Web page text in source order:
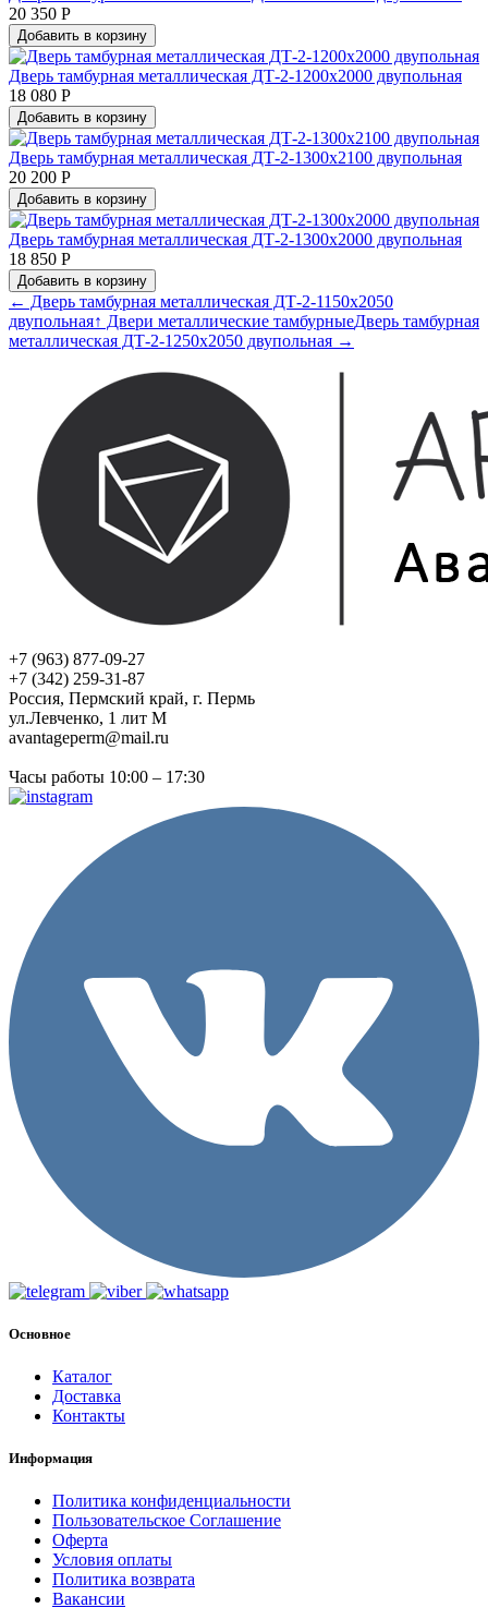
20 350 Р
Добавить в корзину
Дверь тамбурная металлическая ДТ-2-1200х2000 двупольная
18 080 Р
Добавить в корзину
Дверь тамбурная металлическая ДТ-2-1300х2100 двупольная
20 200 Р
Добавить в корзину
Дверь тамбурная металлическая ДТ-2-1300х2000 двупольная
18 850 Р
Добавить в корзину
← Дверь тамбурная металлическая ДТ-2-1150х2050
двупольная↑ Двери металлические тамбурныеДверь тамбурная
металлическая ДТ-2-1250х2050 двупольная →
+7 (963) 877-09-27
+7 (342) 259-31-87
Россия, Пермский край, г. Пермь
ул.Левченко, 1 лит М
avantageperm@mail.ru
Часы работы 10:00 – 17:30
Основное
Каталог
Доставка
Контакты
Информация
Политика конфиденциальности
Пользовательское Соглашение
Оферта
Условия оплаты
Политика возврата
Вакансии